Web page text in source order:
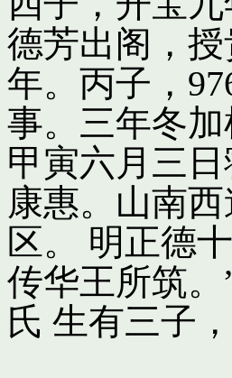
德芳出阁，
年。丙子，
事。三年冬
甲寅六月三
康惠。山南
区。 明正德
传华王所筑
氏 生有三子